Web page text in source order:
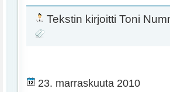
Tekstin kirjoitti Toni
23. marraskuuta 2010